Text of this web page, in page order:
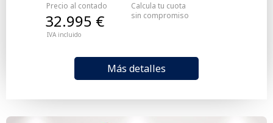
Precio al contado
IVA incluido
32.995 €
Más detalles
Calcula tu cuota
sin compromiso